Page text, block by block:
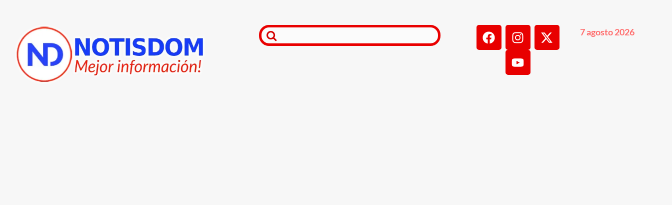
7 agosto 2026